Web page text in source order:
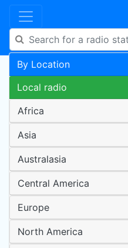
By Location
Local radio
Africa
Asia
Australasia
Central America
Europe
North America